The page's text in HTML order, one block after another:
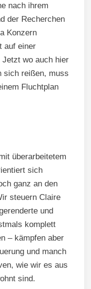
nach ihrem
der Recherchen
Konzern
auf einer
wo auch hier
sich reißen, muss
Fluchtplan
überarbeitetem
sich
ganz an den
steuern Claire
und
komplett
– kämpfen aber
und manch
wie wir es aus
sind.